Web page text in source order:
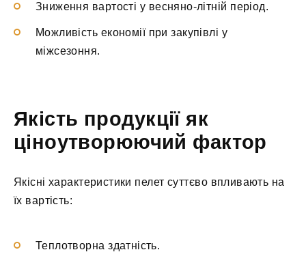
Зниження вартості у весняно-літній період.
Можливість економії при закупівлі у
міжсезоння.
Якість продукції як
ціноутворюючий фактор
Якісні характеристики пелет суттєво впливають на
їх вартість:
Теплотворна здатність.